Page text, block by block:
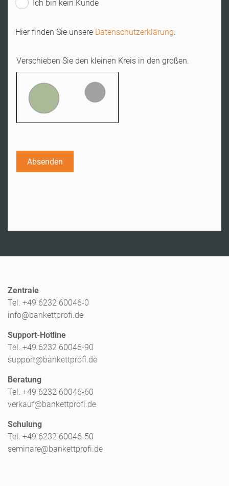
Zentrale
Tel. +49 6232 60046-0
info@bankettprofi.de
Support-Hotline
Tel. +49 6232 60046-90
support@bankettprofi.de
Beratung
Tel. +49 6232 60046-60
verkauf@bankettprofi.de
Schulung
Tel. +49 6232 60046-50
seminare@bankettprofi.de